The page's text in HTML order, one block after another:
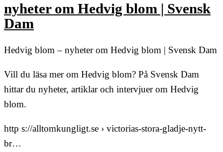
nyheter om Hedvig blom | Svensk
Dam
Hedvig blom – nyheter om Hedvig blom | Svensk Dam
Vill du läsa mer om Hedvig blom? På Svensk Dam
hittar du nyheter, artiklar och intervjuer om Hedvig
blom.
http s://alltomkungligt.se › victorias-stora-gladje-nytt-
br…